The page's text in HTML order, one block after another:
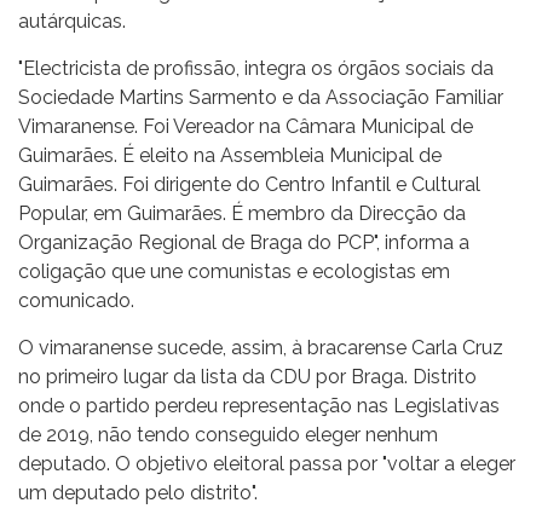
autárquicas.
"Electricista de profissão, integra os órgãos sociais da
Sociedade Martins Sarmento e da Associação Familiar
Vimaranense. Foi Vereador na Câmara Municipal de
Guimarães. É eleito na Assembleia Municipal de
Guimarães. Foi dirigente do Centro Infantil e Cultural
Popular, em Guimarães. É membro da Direcção da
Organização Regional de Braga do PCP", informa a
coligação que une comunistas e ecologistas em
comunicado.
O vimaranense sucede, assim, à bracarense Carla Cruz
no primeiro lugar da lista da CDU por Braga. Distrito
onde o partido perdeu representação nas Legislativas
de 2019, não tendo conseguido eleger nenhum
deputado. O objetivo eleitoral passa por "voltar a eleger
um deputado pelo distrito".